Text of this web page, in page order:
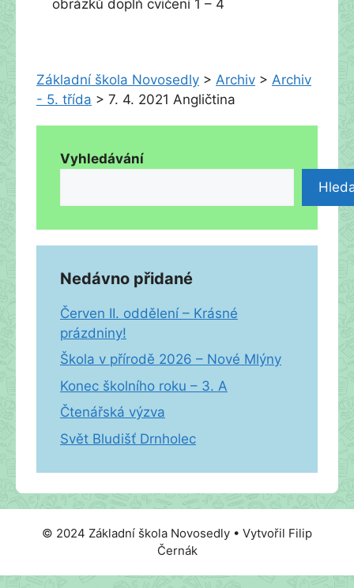
obrázků doplň cvičení 1 – 4
Základní škola Novosedly > Archiv > Archiv
- 5. třída > 7. 4. 2021 Angličtina
Vyhledávání
Nedávno přidané
Červen II. oddělení – Krásné
prázdniny!
Škola v přírodě 2026 – Nové Mlýny
Konec školního roku – 3. A
Čtenářská výzva
Svět Bludišť Drnholec
© 2024 Základní škola Novosedly • Vytvořil Filip
Černák